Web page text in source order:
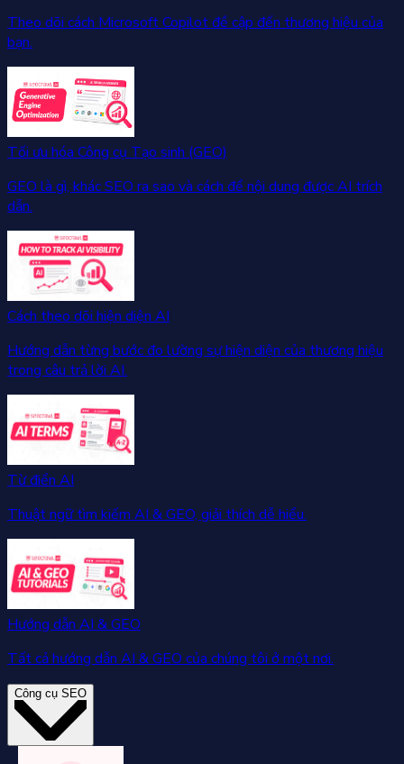
Theo dõi cách Microsoft Copilot đề cập đến thương hiệu của
bạn.
Tối ưu hóa Công cụ Tạo sinh (GEO)
GEO là gì, khác SEO ra sao và cách để nội dung được AI trích
dẫn.
Cách theo dõi hiện diện AI
Hướng dẫn từng bước đo lường sự hiện diện của thương hiệu
trong câu trả lời AI.
Từ điển AI
Thuật ngữ tìm kiếm AI & GEO, giải thích dễ hiểu.
Hướng dẫn AI & GEO
Tất cả hướng dẫn AI & GEO của chúng tôi ở một nơi.
Công cụ SEO